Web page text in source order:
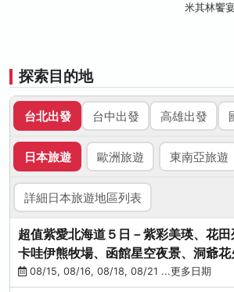
米其林饗
探索目的地
台北出發 台中出發 高雄出發
日本旅遊 歐洲旅遊 東南亞旅遊
詳細日本旅遊地區列表
超值紫愛北海道５日－紫彩美瑛、花田
卡哇伊熊牧場、函館星空夜景、洞爺花
酒暢飲
08/15, 08/16, 08/18, 08/21 ...更多日期